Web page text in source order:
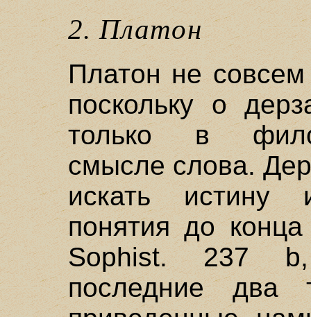
2. Платон
Платон не совсем
поскольку о
только в
смысле слова.
искать истину
понятия до
Sophist. 237
последние два